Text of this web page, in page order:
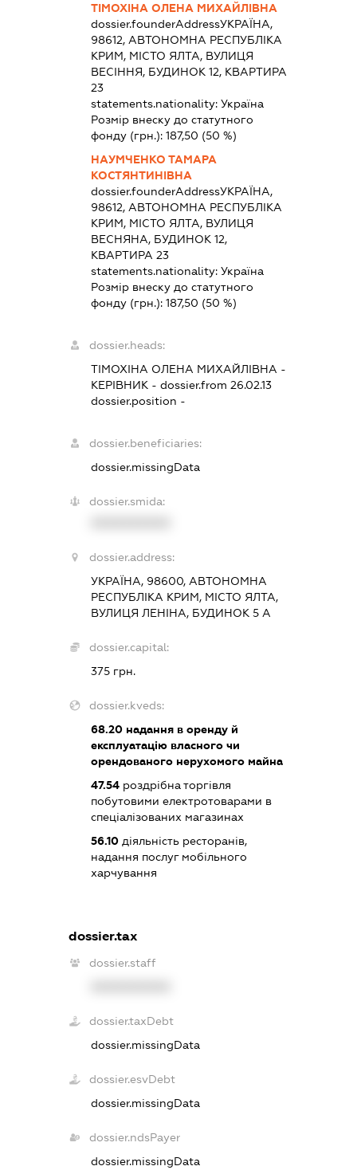
ТІМОХІНА ОЛЕНА МИХАЙЛІВНА
dossier.founderAddressУКРАЇНА,
98612, АВТОНОМНА РЕСПУБЛІКА
КРИМ, МІСТО ЯЛТА, ВУЛИЦЯ
ВЕСІННЯ, БУДИНОК 12, КВАРТИРА
23
statements.nationality: Україна
Розмір внеску до статутного
фонду (грн.): 187,50 (50 %)
НАУМЧЕНКО ТАМАРА
КОСТЯНТИНІВНА
dossier.founderAddressУКРАЇНА,
98612, АВТОНОМНА РЕСПУБЛІКА
КРИМ, МІСТО ЯЛТА, ВУЛИЦЯ
ВЕСНЯНА, БУДИНОК 12,
КВАРТИРА 23
statements.nationality: Україна
Розмір внеску до статутного
фонду (грн.): 187,50 (50 %)
dossier.heads:
ТІМОХІНА ОЛЕНА МИХАЙЛІВНА -
КЕРІВНИК - dossier.from 26.02.13
dossier.position -
dossier.beneficiaries:
dossier.missingData
dossier.smida:
dossier.address:
УКРАЇНА, 98600, АВТОНОМНА
РЕСПУБЛІКА КРИМ, МІСТО ЯЛТА,
ВУЛИЦЯ ЛЕНІНА, БУДИНОК 5 А
dossier.capital:
375 грн.
dossier.kveds:
68.20надання в оренду й
експлуатацію власного чи
орендованого нерухомого майна
47.54роздрібна торгівля
побутовими електротоварами в
спеціалізованих магазинах
56.10діяльність ресторанів,
надання послуг мобільного
харчування
dossier.tax
dossier.staff
dossier.taxDebt
dossier.missingData
dossier.esvDebt
dossier.missingData
dossier.ndsPayer
dossier.missingData